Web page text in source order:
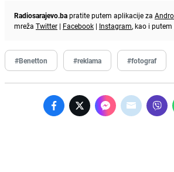
Radiosarajevo.bapratite putem aplikacije za
mreža Twitter | Facebook | Instagram, kao i putem
#Benetton #reklama #fotograf